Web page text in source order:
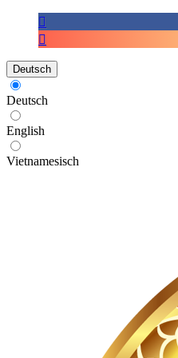
Deutsch
Deutsch
English
Vietnamesisch